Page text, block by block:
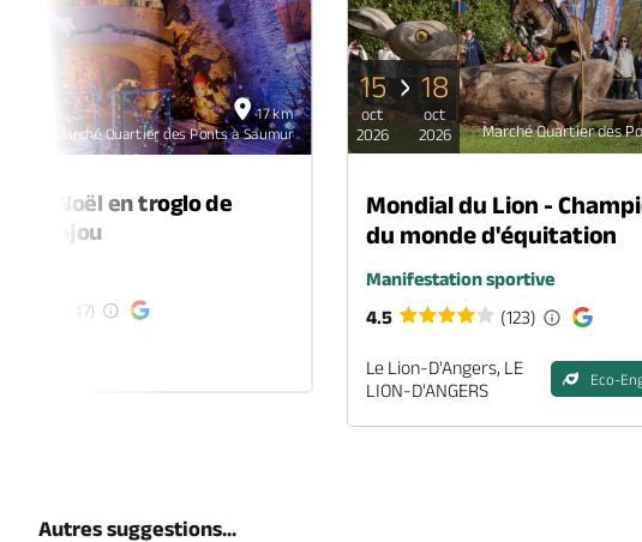
17 km
Marché Quartier des Ponts à Saumur
de Noël en troglo de
en-Anjou
(47)
Marché Quartier des
15
oct
2026
18
oct
2026
Mondial du Lion -
du monde d'équitation
Manifestation sportive
4.5
(123)
Le Lion-D'Angers, LE
LION-D'ANGERS
Eco-
Autres suggestions...